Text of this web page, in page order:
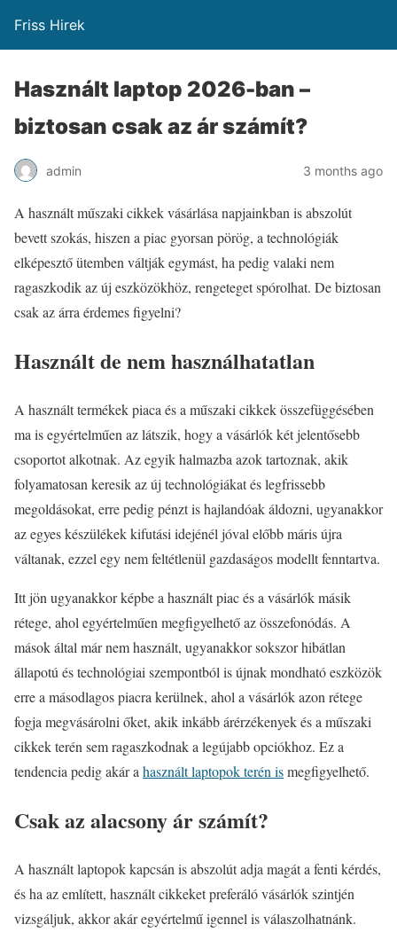
Friss Hirek
Használt laptop 2026-ban –
biztosan csak az ár számít?
admin 3 months ago
A használt műszaki cikkek vásárlása napjainkban is abszolút
bevett szokás, hiszen a piac gyorsan pörög, a technológiák
elképesztő ütemben váltják egymást, ha pedig valaki nem
ragaszkodik az új eszközökhöz, rengeteget spórolhat. De biztosan
csak az árra érdemes figyelni?
Használt de nem használhatatlan
A használt termékek piaca és a műszaki cikkek összefüggésében
ma is egyértelműen az látszik, hogy a vásárlók két jelentősebb
csoportot alkotnak. Az egyik halmazba azok tartoznak, akik
folyamatosan keresik az új technológiákat és legfrissebb
megoldásokat, erre pedig pénzt is hajlandóak áldozni, ugyanakkor
az egyes készülékek kifutási idejénél jóval előbb máris újra
váltanak, ezzel egy nem feltétlenül gazdaságos modellt fenntartva.
Itt jön ugyanakkor képbe a használt piac és a vásárlók másik
rétege, ahol egyértelműen megfigyelhető az összefonódás. A
mások által már nem használt, ugyanakkor sokszor hibátlan
állapotú és technológiai szempontból is újnak mondható eszközök
erre a másodlagos piacra kerülnek, ahol a vásárlók azon rétege
fogja megvásárolni őket, akik inkább árérzékenyek és a műszaki
cikkek terén sem ragaszkodnak a legújabb opciókhoz. Ez a
tendencia pedig akár a használt laptopok terén ismegfigyelhető.
Csak az alacsony ár számít?
A használt laptopok kapcsán is abszolút adja magát a fenti kérdés,
és ha az említett, használt cikkeket preferáló vásárlók szintjén
vizsgáljuk, akkor akár egyértelmű igennel is válaszolhatnánk.